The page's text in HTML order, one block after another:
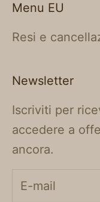
Menu EU
Resi e
Newsletter
Iscriviti per
accedere a
ancora.